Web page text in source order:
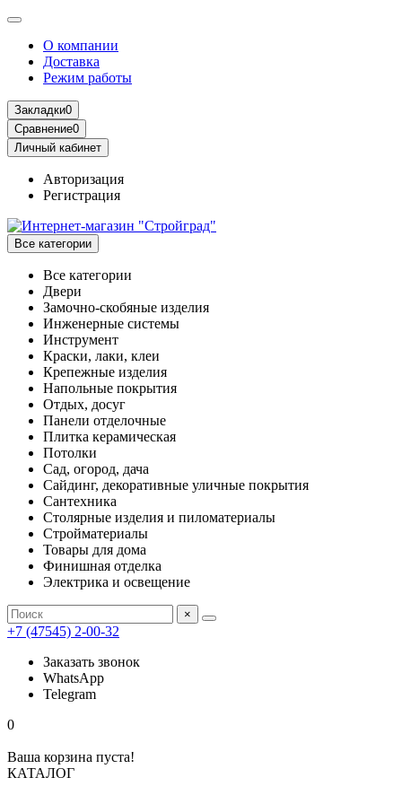
О компании
Доставка
Режим работы
Закладки0
Сравнение0
Личный кабинет
Авторизация
Регистрация
Все категории
Все категории
Двери
Замочно-скобяные изделия
Инженерные системы
Инструмент
Краски, лаки, клеи
Крепежные изделия
Напольные покрытия
Отдых, досуг
Панели отделочные
Плитка керамическая
Потолки
Сад, огород, дача
Сайдинг, декоративные уличные покрытия
Сантехника
Столярные изделия и пиломатериалы
Стройматериалы
Товары для дома
Финишная отделка
Электрика и освещение
×
+7 (47545) 2-00-32
Заказать звонок
WhatsApp
Telegram
0
Ваша корзина пуста!
КАТАЛОГ